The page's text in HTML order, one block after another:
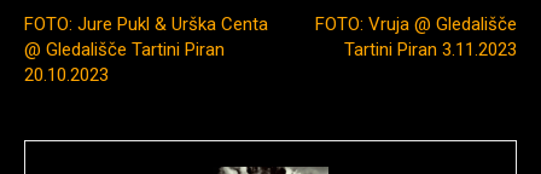
FOTO: Jure Pukl & Urška Centa
@ Gledališče Tartini Piran
20.10.2023
FOTO: Vruja @ Gledališče
Tartini Piran 3.11.2023